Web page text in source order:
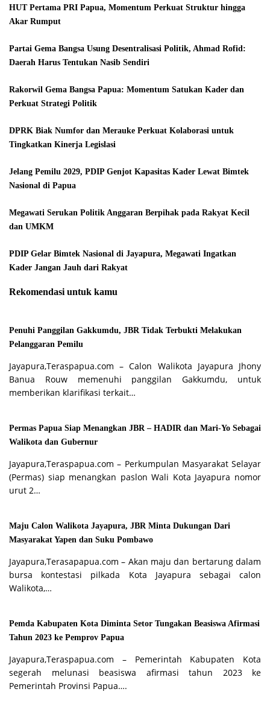
HUT Pertama PRI Papua, Momentum Perkuat Struktur hingga
Akar Rumput
Partai Gema Bangsa Usung Desentralisasi Politik, Ahmad Rofid:
Daerah Harus Tentukan Nasib Sendiri
Rakorwil Gema Bangsa Papua: Momentum Satukan Kader dan
Perkuat Strategi Politik
DPRK Biak Numfor dan Merauke Perkuat Kolaborasi untuk
Tingkatkan Kinerja Legislasi
Jelang Pemilu 2029, PDIP Genjot Kapasitas Kader Lewat Bimtek
Nasional di Papua
Megawati Serukan Politik Anggaran Berpihak pada Rakyat Kecil
dan UMKM
PDIP Gelar Bimtek Nasional di Jayapura, Megawati Ingatkan
Kader Jangan Jauh dari Rakyat
Rekomendasi untuk kamu
Penuhi Panggilan Gakkumdu, JBR Tidak Terbukti Melakukan
Pelanggaran Pemilu
Jayapura,Teraspapua.com – Calon Walikota Jayapura Jhony
Banua Rouw memenuhi panggilan Gakkumdu, untuk
memberikan klarifikasi terkait…
Permas Papua Siap Menangkan JBR – HADIR dan Mari-Yo Sebagai
Walikota dan Gubernur
Jayapura,Teraspapua.com – Perkumpulan Masyarakat Selayar
(Permas) siap menangkan paslon Wali Kota Jayapura nomor
urut 2…
Maju Calon Walikota Jayapura, JBR Minta Dukungan Dari
Masyarakat Yapen dan Suku Pombawo
Jayapura,Terasapapua.com – Akan maju dan bertarung dalam
bursa kontestasi pilkada Kota Jayapura sebagai calon
Walikota,…
Pemda Kabupaten Kota Diminta Setor Tungakan Beasiswa Afirmasi
Tahun 2023 ke Pemprov Papua
Jayapura,Teraspapua.com – Pemerintah Kabupaten Kota
segerah melunasi beasiswa afirmasi tahun 2023 ke
Pemerintah Provinsi Papua….